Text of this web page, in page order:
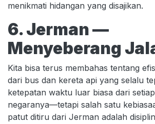
menikmati hidangan yang disajikan.
6. Jerman —
Menyeberang
Kita bisa terus membahas tentang
dari bus dan kereta api yang selalu
ketepatan waktu luar biasa dari
negaranya—tetapi salah satu
patut ditiru dari Jerman adalah